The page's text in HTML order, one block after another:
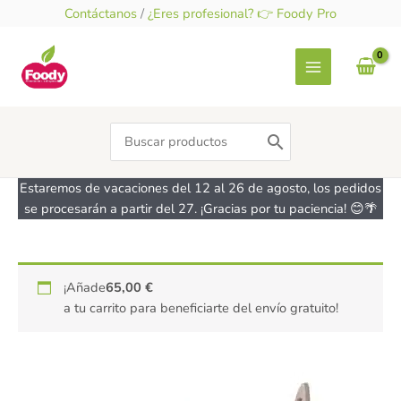
contenido
Contáctanos / ¿Eres profesional? 👉 Foody Pro
Search
for:
Estaremos de vacaciones del 12 al 26 de agosto, los pedidos
se procesarán a partir del 27. ¡Gracias por tu paciencia! 😊🌴
¡Añade65,00€
a tu carrito para beneficiarte del envío gratuito!
Kit
para